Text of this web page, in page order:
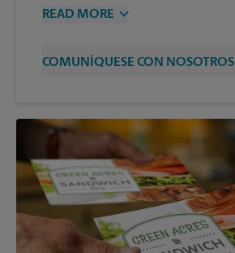
READ MORE
COMUNÍQUESE CON NOSOTROS